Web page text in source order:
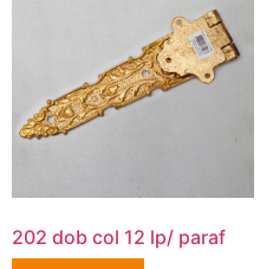
202 dob col 12 lp/ paraf